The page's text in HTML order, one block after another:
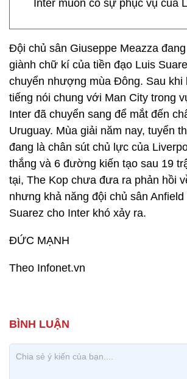
Inter muốn có sự phục vụ của
Đội chủ sân Giuseppe Meazza
giành chữ kí của tiền đạo Luis
chuyển nhượng mùa Đông. Sau
tiếng nói chung với Man City trong
Inter đã chuyển sang để mắt đến
Uruguay. Mùa giải năm nay, tuyển
đang là chân sút chủ lực của
thắng và 6 đường kiến tạo sau 19
tại, The Kop chưa đưa ra phản hồi
nhưng khả năng đội chủ sân Anfield
Suarez cho Inter khó xảy ra.
ĐỨC MẠNH
Theo Infonet.vn